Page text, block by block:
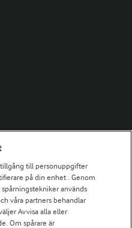
till personuppgifter
på din enhet . Genom
används
våra partners behandlar
Avvisa alla eller
Om spårare är